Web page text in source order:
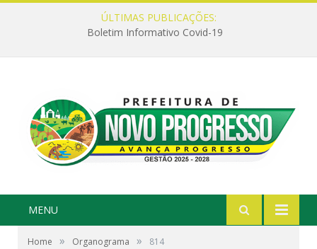
ÚLTIMAS PUBLICAÇÕES:
Boletim Informativo Covid-19
MENU
Home » Organograma » 814